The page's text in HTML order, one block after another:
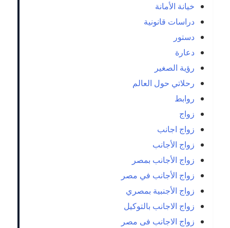
خيانة الأمانة
دراسات قانونية
دستور
دعارة
رؤية الصغير
رحلاتي حول العالم
روابط
زواج
زواج اجانب
زواج الأجانب
زواج الأجانب بمصر
زواج الأجانب في مصر
زواج الأجنبية بمصري
زواج الاجانب بالتوكيل
زواج الاجانب فى مصر